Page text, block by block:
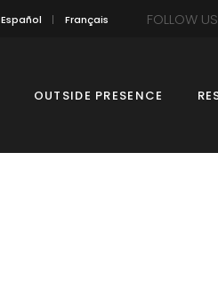
Español Français FOLLOW US
OUTSIDE PRESENCE